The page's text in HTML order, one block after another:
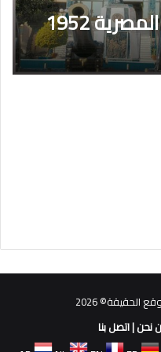
1952
2026
نحن|اتصل بنا